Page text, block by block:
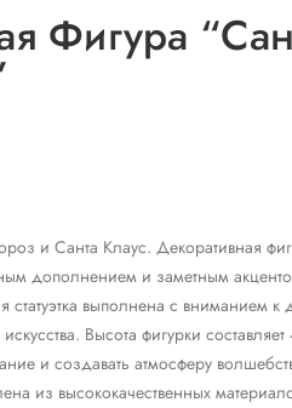
Фигура
и Санта Клаус. Декоративная
дополнением и заметным
статуэтка выполнена с вниманием к
Высота фигурки
и создавать атмосферу
из высококачественных